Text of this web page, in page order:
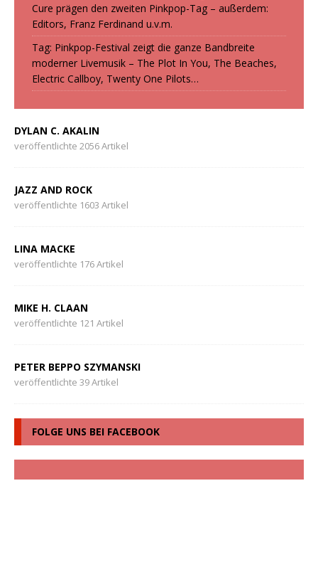
Cure prägen den zweiten Pinkpop-Tag – außerdem:
Editors, Franz Ferdinand u.v.m.
Tag: Pinkpop-Festival zeigt die ganze Bandbreite
moderner Livemusik – The Plot In You, The Beaches,
Electric Callboy, Twenty One Pilots…
DYLAN C. AKALIN
veröffentlichte 2056 Artikel
JAZZ AND ROCK
veröffentlichte 1603 Artikel
LINA MACKE
veröffentlichte 176 Artikel
MIKE H. CLAAN
veröffentlichte 121 Artikel
PETER BEPPO SZYMANSKI
veröffentlichte 39 Artikel
FOLGE UNS BEI FACEBOOK